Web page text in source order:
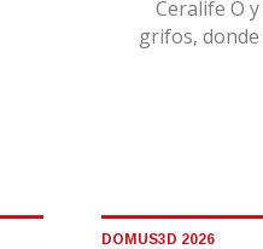
Ceralife O
grifos,
DOMUS3D 2026